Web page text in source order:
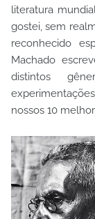
literatura
gostei, sem
reconhecido
Machado
distintos
nossos 10